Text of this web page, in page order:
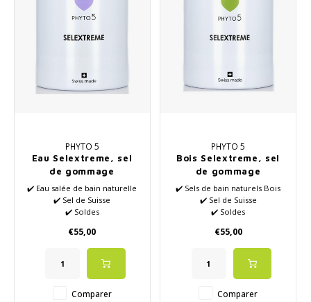
PHYTO 5
Eau Selextreme, sel
de gommage
✔️ Eau salée de bain naturelle
✔️ Sel de Suisse
✔️ Soldes
essentielles naturelles
✔️ Bien-être
€55,00
Comparer
PHYTO 5
Bois Selextreme, sel
de gommage
✔️ Sels de bain naturels Bois
✔️ Sel de Suisse
✔️ Soldes
essentielles naturelles
✔️ Bien-être
€55,00
Comparer